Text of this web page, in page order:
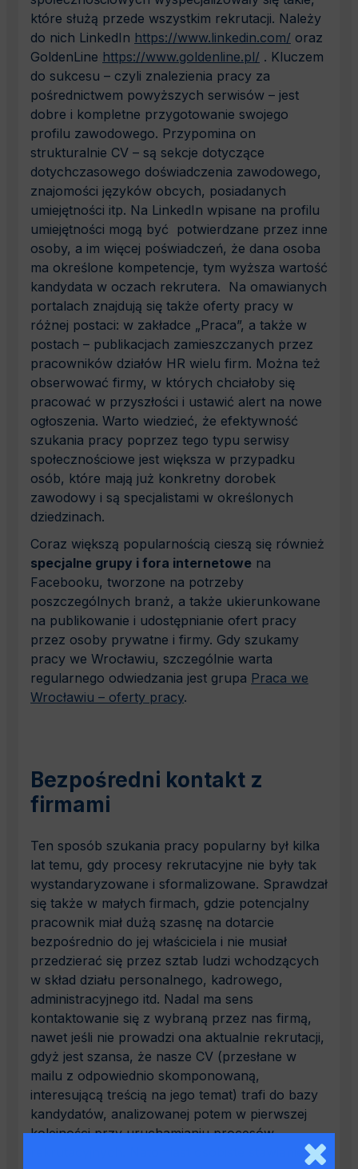
które służą przede wszystkim rekrutacji. Należy
do nich LinkedIn https://www.linkedin.com/ oraz
GoldenLine https://www.goldenline.pl/ . Kluczem
do sukcesu – czyli znalezienia pracy za
pośrednictwem powyższych serwisów – jest
dobre i kompletne przygotowanie swojego
profilu zawodowego. Przypomina on
strukturalnie CV – są sekcje dotyczące
dotychczasowego doświadczenia zawodowego,
znajomości języków obcych, posiadanych
umiejętności itp. Na LinkedIn wpisane na profilu
umiejętności mogą być potwierdzane przez inne
osoby, a im więcej poświadczeń, że dana osoba
ma określone kompetencje, tym wyższa wartość
kandydata w oczach rekrutera. Na omawianych
portalach znajdują się także oferty pracy w
różnej postaci: w zakładce „Praca”, a także w
postach – publikacjach zamieszczanych przez
pracowników działów HR wielu firm. Można też
obserwować firmy, w których chciałoby się
pracować w przyszłości i ustawić alert na nowe
ogłoszenia. Warto wiedzieć, że efektywność
szukania pracy poprzez tego typu serwisy
społecznościowe jest większa w przypadku
osób, które mają już konkretny dorobek
zawodowy i są specjalistami w określonych
dziedzinach.
Coraz większą popularnością cieszą się również
specjalne grupy i fora internetowe na
Facebooku, tworzone na potrzeby
poszczególnych branż, a także ukierunkowane
na publikowanie i udostępnianie ofert pracy
przez osoby prywatne i firmy. Gdy szukamy
pracy we Wrocławiu, szczególnie warta
regularnego odwiedzania jest grupa Praca we
Wrocławiu – oferty pracy.
Bezpośredni kontakt z
firmami
Ten sposób szukania pracy popularny był kilka
lat temu, gdy procesy rekrutacyjne nie były tak
wystandaryzowane i sformalizowane. Sprawdzał
się także w małych firmach, gdzie potencjalny
pracownik miał dużą szasnę na dotarcie
bezpośrednio do jej właściciela i nie musiał
przedzierać się przez sztab ludzi wchodzących
w skład działu personalnego, kadrowego,
administracyjnego itd. Nadal ma sens
kontaktowanie się z wybraną przez nas firmą,
nawet jeśli nie prowadzi ona aktualnie rekrutacji,
gdyż jest szansa, że nasze CV (przesłane w
mailu z odpowiednio skomponowaną,
interesującą treścią na jego temat) trafi do bazy
kandydatów, analizowanej potem w pierwszej
kolejności przy uruchamianiu procesów
rekrutacyjnych. Natomiast osobiste stawianie się